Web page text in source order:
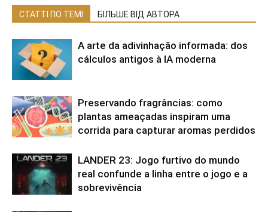
СТАТТІ ПО ТЕМІ БІЛЬШЕ ВІД АВТОРА
A arte da adivinhação informada: dos
cálculos antigos à IA moderna
Preservando fragrâncias: como
plantas ameaçadas inspiram uma
corrida para capturar aromas perdidos
LANDER 23: Jogo furtivo do mundo
real confunde a linha entre o jogo e a
sobrevivência